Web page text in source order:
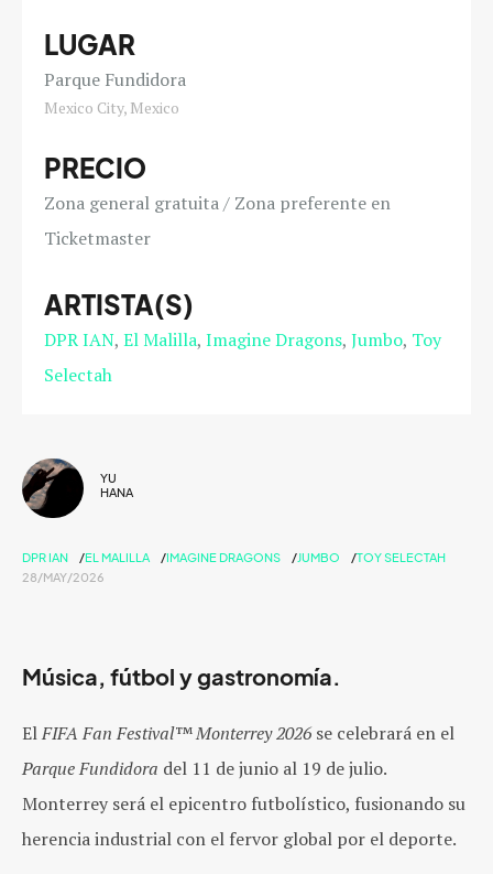
LUGAR
Parque Fundidora
Mexico City, Mexico
PRECIO
Zona general gratuita / Zona preferente en
Ticketmaster
ARTISTA(S)
DPR IAN El Malilla Imagine Dragons Jumbo Toy
Selectah
YU
HANA
DPR IAN EL MALILLA IMAGINE DRAGONS JUMBO
TOY SELECTAH
28/MAY/2026
Música, fútbol y gastronomía.
ElFIFA Fan Festival™ Monterrey 2026se celebrará en el
Parque Fundidora del 11 de junio al 19 de julio.
Monterrey será el epicentro futbolístico, fusionando su
herencia industrial con el fervor global por el deporte.